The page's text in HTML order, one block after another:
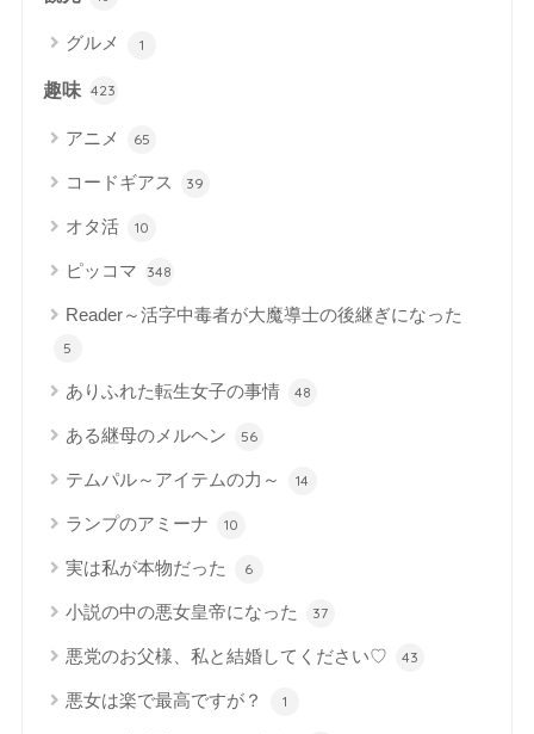
グルメ 1
趣味 423
アニメ 65
コードギアス 39
オタ活 10
ピッコマ 348
Reader～活字中毒者が大魔導士の後継ぎになった
5
ありふれた転生女子の事情 48
ある継母のメルヘン 56
テムパル～アイテムの力～ 14
ランプのアミーナ 10
実は私が本物だった 6
小説の中の悪女皇帝になった 37
悪党のお父様、私と結婚してください♡ 43
悪女は楽で最高ですが？ 1